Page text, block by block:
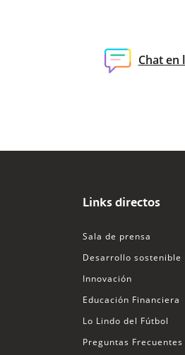
Chat en
Links directos
Sala de prensa
Desarrollo sostenible
Innovación
Educación Financiera
Lo Lindo del Fútbol
Preguntas Frecuentes